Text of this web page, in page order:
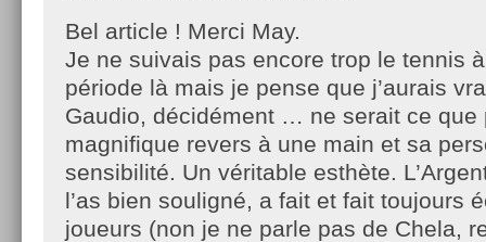
Bel article ! Merci May.
Je ne suivais pas encore trop le tennis
période là mais je pense que j’aurais
Gaudio, décidément … ne serait ce que
magnifique revers à une main et sa
sensibilité. Un véritable esthète.
l’as bien souligné, a fait et fait toujours
joueurs (non je ne parle pas de Chela,